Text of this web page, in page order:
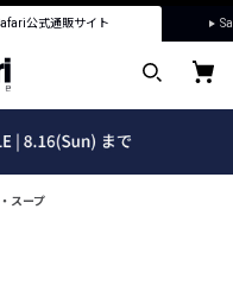
公式通販サイト
スープ